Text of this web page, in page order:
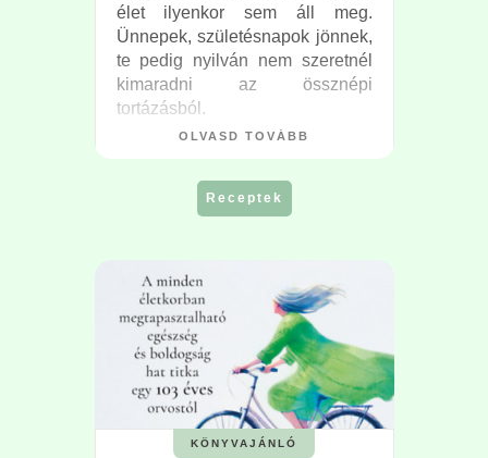
élet ilyenkor sem áll meg.
Ünnepek, születésnapok jönnek,
te pedig nyilván nem szeretnél
kimaradni az össznépi
tortázásból.
OLVASD TOVÁBB
Receptek
KÖNYVAJÁNLÓ